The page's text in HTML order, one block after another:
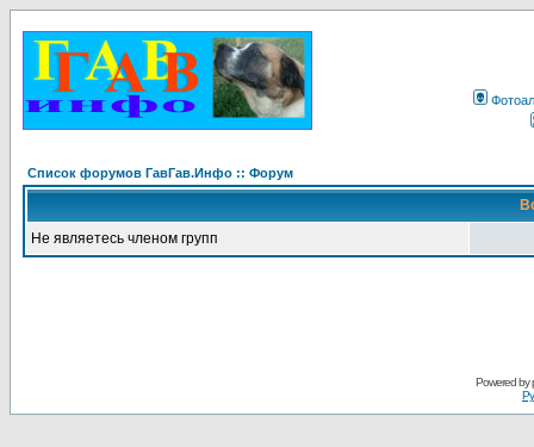
Список форумов ГавГав.Инфо :: Форум
Не являетесь членом групп
Powered by